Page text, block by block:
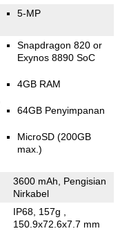
5-MP
Snapdragon 820 or
Exynos 8890 SoC
4GB RAM
64GB Penyimpanan
MicroSD (200GB
max.)
3600 mAh, Pengisian
Nirkabel
IP68, 157g
150.9x72.6x7.7 mm